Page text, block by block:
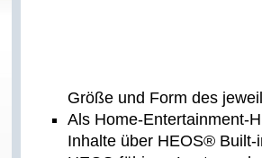
Größe und Form des
Als Home-Entertainment-
Inhalte über HEOS®